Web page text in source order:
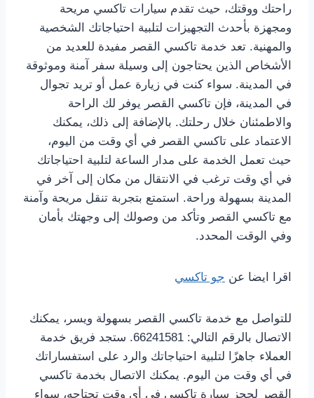
راحتك ووقتك، حيث تقدم سيارات تاكسي مريحة
ومجهزة بأحدث التجهيزات لتلبية احتياجاتك الشخصية
والمهنية. تعد خدمة تاكسي القصر مفيدة للعديد من
الأشخاص الذين يحتاجون إلى وسيلة سفر آمنة وموثوقة
في المدينة. سواء كنت في زيارة عمل أو تريد تجوال
في المدينة، فإن تاكسي القصر يوفر لك الراحة
والاطمئنان خلال رحلتك. بالإضافة إلى ذلك، يمكنك
الاعتماد على تاكسي القصر في أي وقت من اليوم،
حيث تعمل الخدمة على مدار الساعة لتلبية احتياجاتك
في أي وقت ترغب في الانتقال من مكان إلى آخر في
المدينة بسهولة وراحة. استمتع بتجربة تنقل مريحة وآمنة
مع تاكسي القصر وتأكد من وصولك إلى وجهتك بأمان
وفي الوقت المحدد.
اقرا ايضا عن جو تاكسي
للتواصل مع خدمة تاكسي القصر بسهولة ويسر، يمكنك
الاتصال بالرقم التالي: 66241581. ستجد فريق خدمة
العملاء جاهزًا لتلبية احتياجاتك والرد على استفساراتك
في أي وقت من اليوم. يمكنك الاتصال بخدمة تاكسي
القصر لحجز سيارة تاكسي في أي وقت تحتاجه، سواء